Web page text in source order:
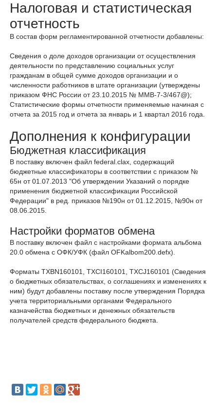
Налоговая и статистическая
отчетность
В состав форм регламентированной отчетности добавлены:
Сведения о доле доходов организации от осуществления
деятельности по представлению социальных услуг
гражданам в общей сумме доходов организации и о
численности работников в штате организации (утверждены
приказом ФНС России от 23.10.2015 № ММВ-7-3/467@);
Статистические формы отчетности применяемые начиная с
отчета за 2015 год и отчета за январь и 1 квартал 2016 года.
Дополнения к конфигурации
Бюджетная классификация
В поставку включен файл federal.clax, содержащий
бюджетные классификаторы в соответствии с приказом №
65н от 01.07.2013 "Об утверждении Указаний о порядке
применения бюджетной классификации Российской
Федерации" в ред. приказов №190н от 01.12.2015, №90н от
08.06.2015.
Настройки форматов обмена
В поставку включен файл с настройками формата альбома
20.0 обмена с ОФК/УФК (файл OFKalbom200.defx).
Форматы TXBN160101, TXCI160101, TXCJ160101 (Сведения
о бюджетных обязательствах, о соглашениях и изменениях к
ним) будут добавлены поставку после утверждения Порядка
учета территориальными органами Федерального
казначейства бюджетных и денежных обязательств
получателей средств федерального бюджета.